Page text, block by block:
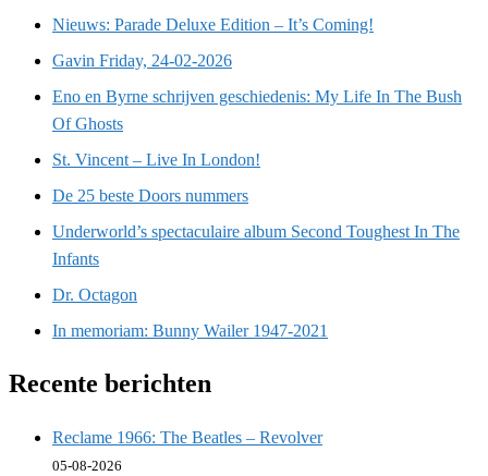
Nieuws: Parade Deluxe Edition – It’s Coming!
Gavin Friday, 24-02-2026
Eno en Byrne schrijven geschiedenis: My Life In The Bush
Of Ghosts
St. Vincent – Live In London!
De 25 beste Doors nummers
Underworld’s spectaculaire album Second Toughest In The
Infants
Dr. Octagon
In memoriam: Bunny Wailer 1947-2021
Recente berichten
Reclame 1966: The Beatles – Revolver
05-08-2026